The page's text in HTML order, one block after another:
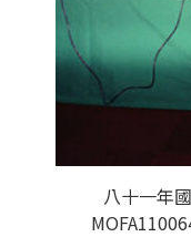
八十一年